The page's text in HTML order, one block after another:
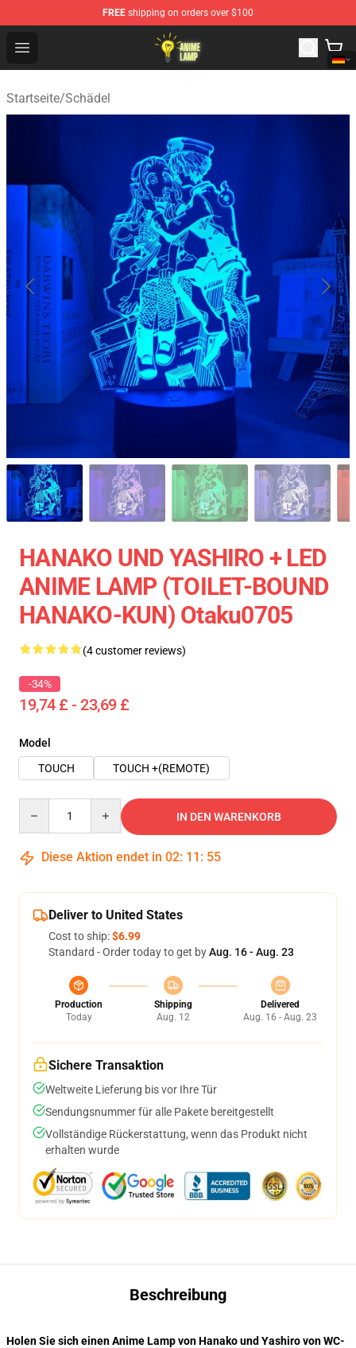
FREE shipping on orders over $100
Open menu
Anime Lamp Shop - The Best Store of Anime Lamp
Startseite/Schädel
HANAKO UND YASHIRO + LED
ANIME LAMP (TOILET-BOUND
HANAKO-KUN) Otaku0705
(4 customer reviews)
-34%
19,74 £ - 23,69 £
Model
TOUCH
TOUCH +(REMOTE)
IN DEN WARENKORB
Diese Aktion endet in 02: 11 : 54
Deliver to United States
Cost to ship:$6.99
Standard - Order today to get byAug. 16 - Aug. 23
Production
Today
Shipping
Aug. 12
Delivered
Aug. 16 - Aug. 23
Sichere Transaktion
Weltweite Lieferung bis vor Ihre Tür
Sendungsnummer für alle Pakete bereitgestellt
Vollständige Rückerstattung, wenn das Produkt nicht
erhalten wurde
Beschreibung
Holen Sie sich einen Anime Lamp von Hanako und Yashiro von WC-